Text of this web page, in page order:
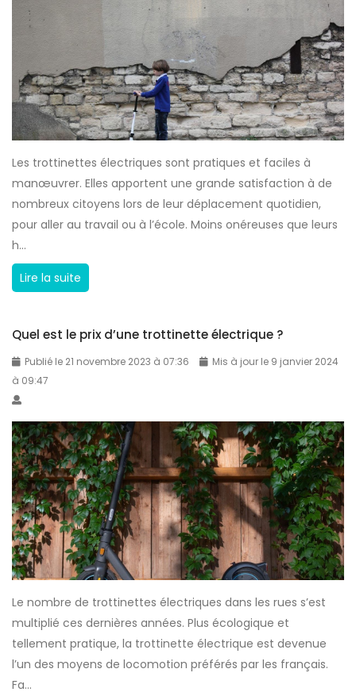
r
l
a
t
r
o
t
n
e
é
c
t
r
i
q
u
e
e
i
l
l
u
r
e
t
i
e
é
l
e
c
t
r
i
q
u
e
e
Les trottinettes électriques sont pratiques et faciles à
manœuvrer. Elles apportent une grande satisfaction à de
nombreux citoyens lors de leur déplacement quotidien,
pour aller au travail ou à l’école. Moins onéreuses que leurs
h...
Lire la suite
l
l
s
t
l
a
m
e
i
l
e
u
r
e
Quel est le prix d’une trottinette électrique ?
Publié le 21 novembre 2023 à 07:36
Mis à jour le 9 janvier 2024
à 09:47
Le nombre de trottinettes électriques dans les rues s’est
multiplié ces dernières années. Plus écologique et
tellement pratique, la trottinette électrique est devenue
l’un des moyens de locomotion préférés par les français.
Fa...